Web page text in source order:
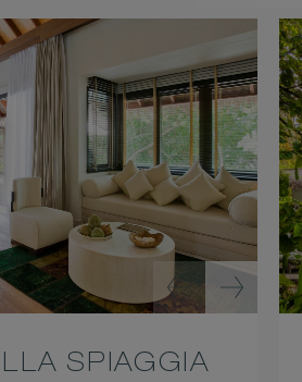
SPIAGGIA